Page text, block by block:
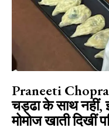
Praneeti
चड्ढा के साथ
मोमोज खाती दिखीं